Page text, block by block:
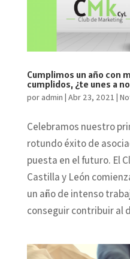
Cumplimos un año con
cumplidos, ¿te unes a
por admin | Abr 23, 2021 |
Celebramos nuestro
rotundo éxito de
puesta en el futuro. El
Castilla y León
un año de intenso
conseguir contribuir al